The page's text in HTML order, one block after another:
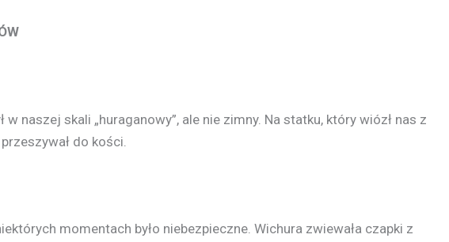
w naszej skali „huraganowy”, ale nie zimny. Na statku, który wiózł nas z
do kości.
momentach było niebezpieczne. Wichura zwiewała czapki z